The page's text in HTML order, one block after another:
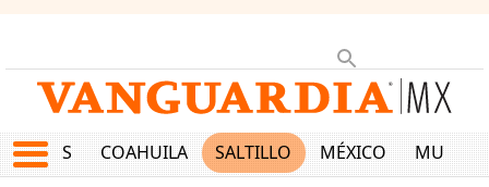
JUEGOS COAHUILA SALTILLO MÉXICO MUNDO